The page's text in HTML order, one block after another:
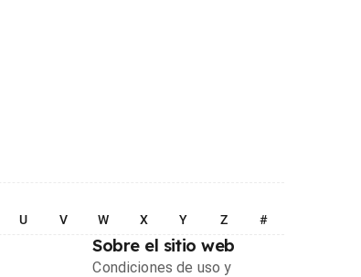
U V W X Y Z #
Sobre el sitio web
Condiciones de uso y